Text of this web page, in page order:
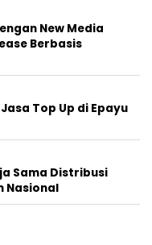
New Media
Berbasis
Top Up di Epayu
Sama Distribusi
Nasional